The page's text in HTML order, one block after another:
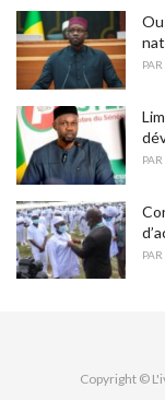
PAR
PAR
PAR
Copyright ©